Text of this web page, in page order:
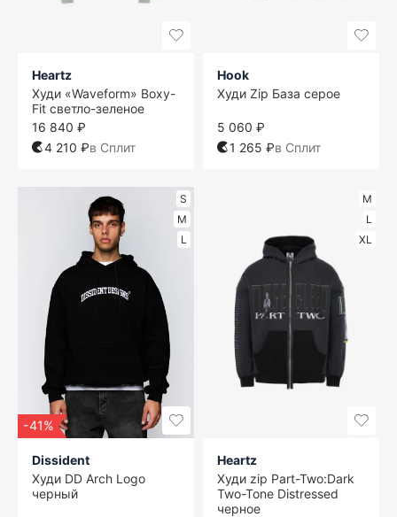
Heartz
Худи «Waveform» Boxy-
Fit светло-зеленое
16 840 ₽
4 210 ₽в Сплит
Hook
Худи Zip База серое
5 060 ₽
1 265 ₽в Сплит
S
M
L
-41%
Dissident
Худи DD Arch Logo
черный
M
L
XL
Heartz
Худи zip Part-Two:Dark
Two-Tone Distressed
черное